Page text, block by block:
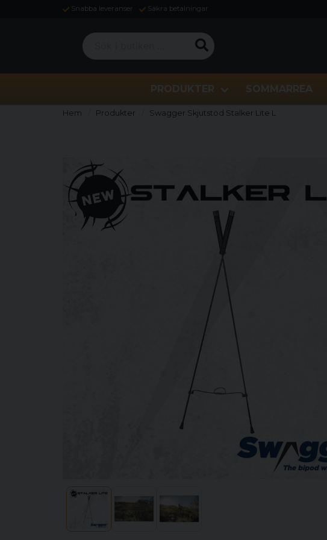
Snabba leveranser Säkra betalningar
Sök i butiken ...
PRODUKTER SOMMARREA
Hem Produkter Swagger Skjutstöd Stalker Lite L